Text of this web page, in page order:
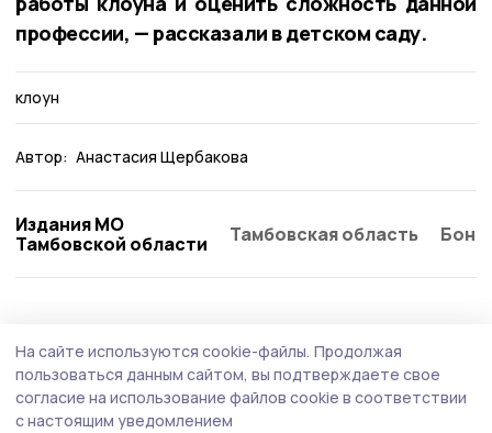
профессии, — рассказали в детском саду.
клоун
Автор: Анастасия Щербакова
Издания МО
Тамбовской области
Тамбовская область
На сайте используются cookie-файлы. Продолжая
пользоваться данным сайтом, вы подтверждаете свое
согласие на использование файлов cookie в соответствии
с настоящим уведомлением